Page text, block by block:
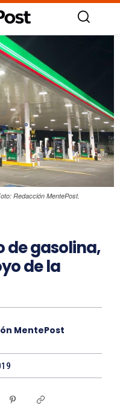
Redacción MentePost.
de gasolina,
de la
MentePost